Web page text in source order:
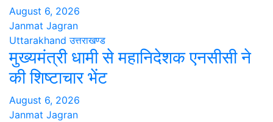
August 6, 2026
Janmat Jagran
Uttarakhand उत्तराखण्ड
मुख्यमंत्री धामी से महानिदेशक एनसीसी ने
की शिष्टाचार भेंट
August 6, 2026
Janmat Jagran